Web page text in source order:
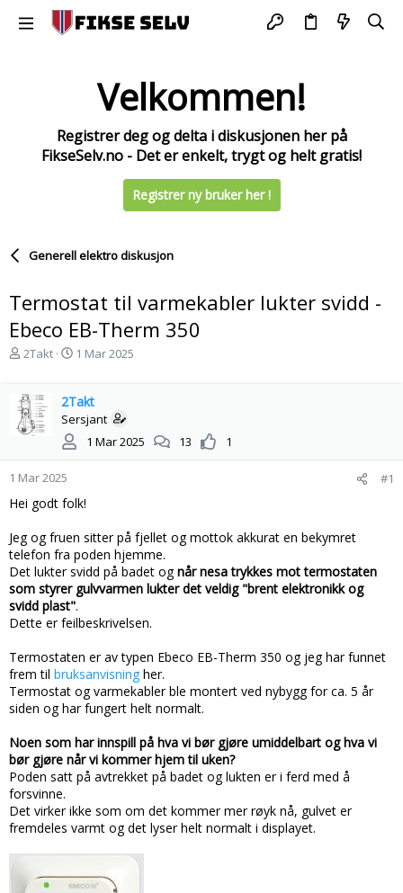
Velkommen!
Registrer deg og delta i diskusjonen her på
FikseSelv.no - Det er enkelt, trygt og helt gratis!
Registrer ny bruker her !
Generell elektro diskusjon
Termostat til varmekabler lukter svidd -
Ebeco EB-Therm 350
T
d
s
t
r
t
e
2Takt
S
r
t
a
t
1 Mar 2025
2Takt
Sersjant
1 Mar 2025
13 1
1 Mar 2025 #1
Hei godt folk!
Jeg og fruen sitter på fjellet og mottok akkurat en bekymret
telefon fra poden hjemme.
Det lukter svidd på badet ognår nesa trykkes mot termostaten
som styrer gulvvarmen lukter det veldig "brent elektronikk og
svidd plast".
Dette er feilbeskrivelsen.
Termostaten er av typen Ebeco EB-Therm 350 og jeg har funnet
frem til bruksanvisning her.
Termostat og varmekabler ble montert ved nybygg for ca. 5 år
siden og har fungert helt normalt.
Noen som har innspill på hva vi bør gjøre umiddelbart og hva vi
bør gjøre når vi kommer hjem til uken?
Poden satt på avtrekket på badet og lukten er i ferd med å
forsvinne.
Det virker ikke som om det kommer mer røyk nå, gulvet er
fremdeles varmt og det lyser helt normalt i displayet.